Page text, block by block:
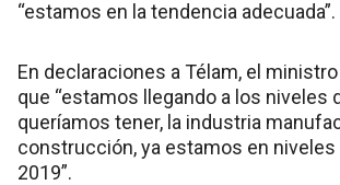
“estamos en la tendencia adecuada”.
En declaraciones a Télam, el
que “estamos llegando a los niveles
queríamos tener, la industria
construcción, ya estamos en niveles
2019”.